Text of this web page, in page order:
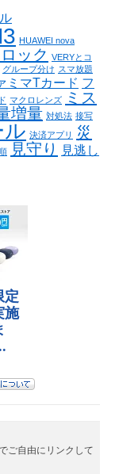
HUAWEI nova
ック VERYとコ
グループ分け スマ放題
ミマTカード フ
マクロレンズ
ミス
増量 対処法 接写
ル 決済アプリ
災
見守り
見逃し
ご自由にリンクして